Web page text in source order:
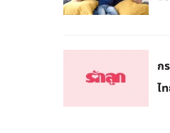
ก
ไ